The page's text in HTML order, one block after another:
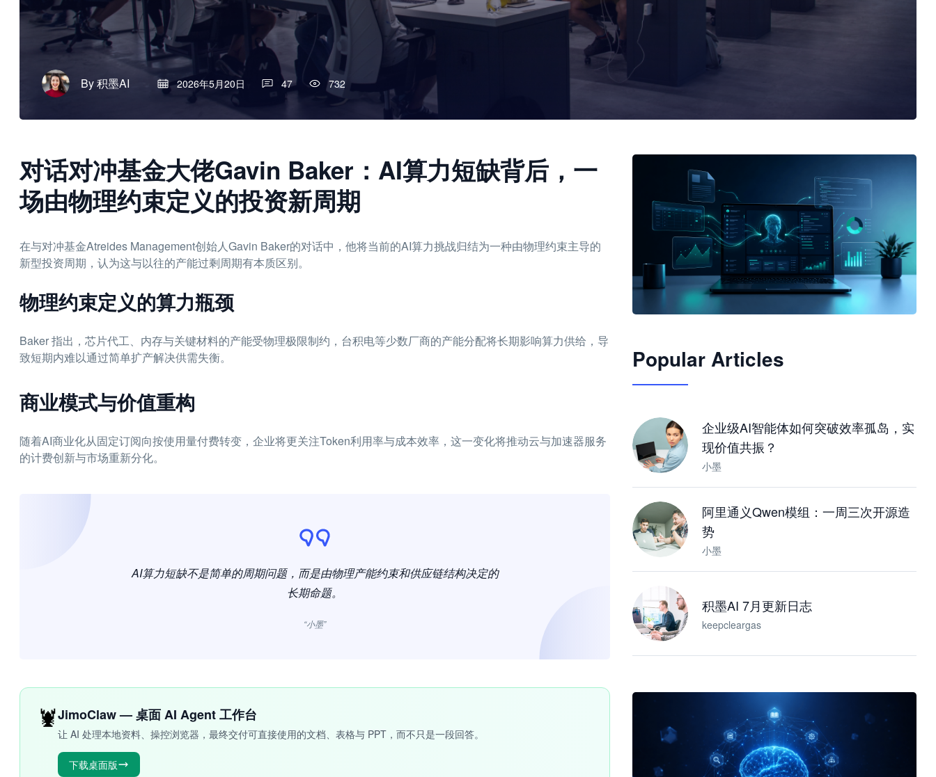
By积墨AI 2026年5月20日 47 732
对话对冲基金大佬Gavin Baker：AI算力短缺背后，一
场由物理约束定义的投资新周期
在与对冲基金Atreides Management创始人Gavin Baker的对话中，他将当前的AI算力挑战归结为一种由物理约束主导的
新型投资周期，认为这与以往的产能过剩周期有本质区别。
物理约束定义的算力瓶颈
Baker 指出，芯片代工、内存与关键材料的产能受物理极限制约，台积电等少数厂商的产能分配将长期影响算力供给，导
致短期内难以通过简单扩产解决供需失衡。
商业模式与价值重构
随着AI商业化从固定订阅向按使用量付费转变，企业将更关注Token利用率与成本效率，这一变化将推动云与加速器服务
的计费创新与市场重新分化。
AI算力短缺不是简单的周期问题，而是由物理产能约束和供应链结构决定的
长期命题。
“小墨”
🦞JimoClaw — 桌面 AI Agent 工作台
让 AI 处理本地资料、操控浏览器，最终交付可直接使用的文档、表格与 PPT，而不只是一段回答。
下载桌面版
JimoClaw 桌面 AI Agent 工作台
Popular Articles
企业级AI智能体如何突破效率孤岛，实
现价值共振？
小墨
阿里通义Qwen模组：一周三次开源造
势
小墨
积墨AI 7月更新日志
keepcleargas